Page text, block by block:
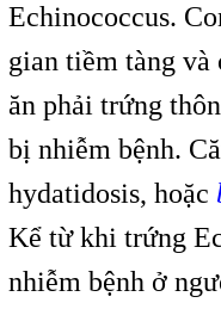
Echinococcus.
gian tiềm tàng
ăn phải trứng
bị nhiễm bệnh.
hydatidosis, hoặc
Kể từ khi trứng
nhiễm bệnh ở